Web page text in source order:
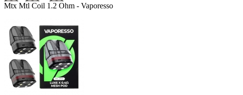
Mtx Mtl Coil 1.2 Ohm - Vaporesso